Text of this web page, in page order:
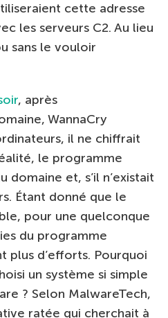
cette adresse
les serveurs C2. Au lieu
sans le vouloir
, après
WannaCry
il ne chiffrait
le programme
domaine et, s’il n’existait
Étant donné que le
pour une quelconque
du programme
plus d’efforts. Pourquoi
un système si simple
? Selon MalwareTech,
ratée qui cherchait à